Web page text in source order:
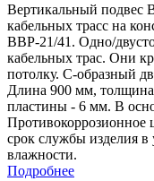
Вертикальный подвес
кабельных трасс на
ВВР-21/41. Одно/
кабельных трас. Они
потолку. С-образный
Длина 900 мм,
пластины - 6 мм. В
срок службы изделия в
влажности.
Подробнее